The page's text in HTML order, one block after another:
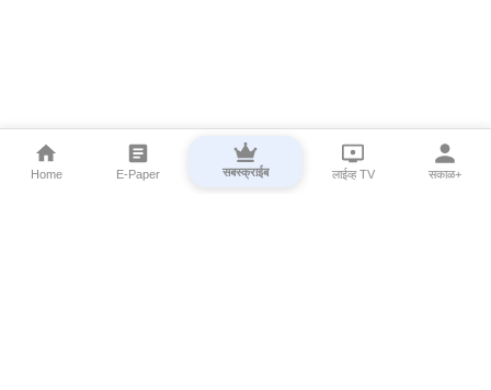
Home E-Paper सबस्क्राईब लाईव्ह TV सकाळ+